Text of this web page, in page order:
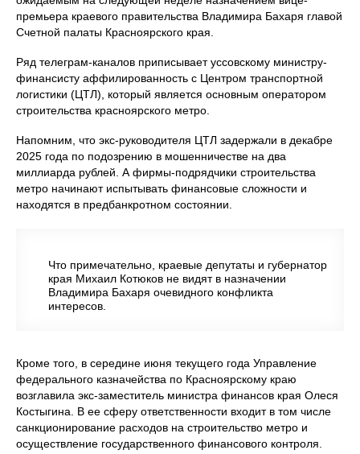
премьера краевого правительства Владимира Бахаря главой
Счетной палаты Красноярского края.
Ряд телеграм-каналов приписывает уссовскому министру-
финансисту аффилированность с Центром транспортной
логистики (ЦТЛ), который является основным оператором
строительства красноярского метро.
Напомним, что экс-руководителя ЦТЛ задержали в декабре
2025 года по подозрению в мошенничестве на два
миллиарда рублей. А фирмы-подрядчики строительства
метро начинают испытывать финансовые сложности и
находятся в предбанкротном состоянии.
Что примечательно, краевые депутаты и губернатор
края Михаил Котюков не видят в назначении
Владимира Бахаря очевидного конфликта
интересов.
Кроме того, в середине июня текущего года Управление
федерального казначейства по Красноярскому краю
возглавила экс-заместитель министра финансов края Олеся
Костыгина. В ее сферу ответственности входит в том числе
санкционирование расходов на строительство метро и
осуществление государственного финансового контроля.